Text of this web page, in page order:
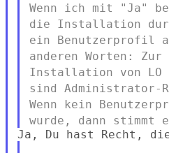
Wenn ich mit "Ja"
die Installation
ein Benutzerprofil
anderen Worten: Zur
Installation von LO
sind Administrator-
Wenn kein
wurde, dann stimmt